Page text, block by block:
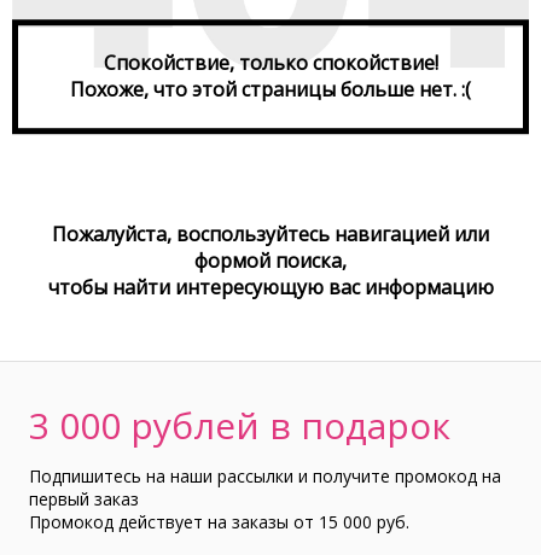
Спокойствие, только спокойствие!
Похоже, что этой страницы больше нет. :(
Пожалуйста, воспользуйтесь навигацией или
формой поиска,
чтобы найти интереcующую вас информацию
3 000 рублей в подарок
Подпишитесь на наши рассылки и получите промокод на
первый заказ
Промокод действует на заказы от 15 000 руб.